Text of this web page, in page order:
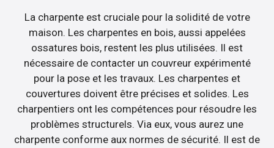
La charpente est cruciale pour la solidité de votre
maison. Les charpentes en bois, aussi appelées
ossatures bois, restent les plus utilisées. Il est
nécessaire de contacter un couvreur expérimenté
pour la pose et les travaux. Les charpentes et
couvertures doivent être précises et solides. Les
charpentiers ont les compétences pour résoudre les
problèmes structurels. Via eux, vous aurez une
charpente conforme aux normes de sécurité. Il est de